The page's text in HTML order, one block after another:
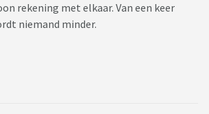
rekening met elkaar. Van een keer
niemand minder.